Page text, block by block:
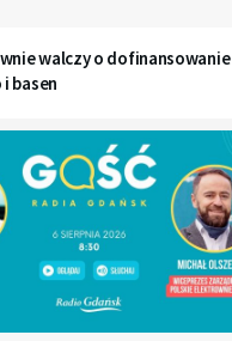
walczy o dofinansowanie
basen